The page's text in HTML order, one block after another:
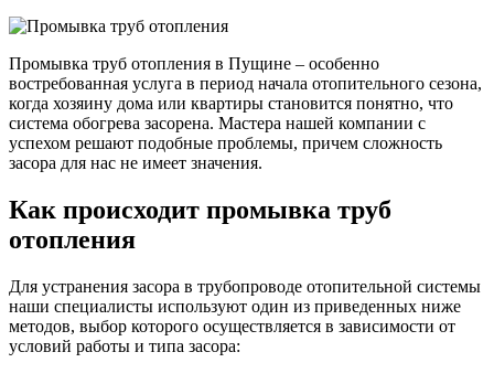
Промывка труб отопления в Пущине – особенно
востребованная услуга в период начала отопительного сезона,
когда хозяину дома или квартиры становится понятно, что
система обогрева засорена. Мастера нашей компании с
успехом решают подобные проблемы, причем сложность
засора для нас не имеет значения.
Как происходит промывка труб
отопления
Для устранения засора в трубопроводе отопительной системы
наши специалисты используют один из приведенных ниже
методов, выбор которого осуществляется в зависимости от
условий работы и типа засора: